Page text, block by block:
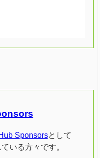
Sponsorsとして
いる方々です。